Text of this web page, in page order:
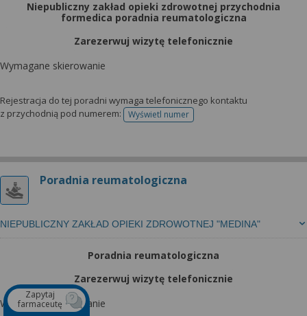
Niepubliczny zakład opieki zdrowotnej przychodnia
formedica poradnia reumatologiczna
Zarezerwuj wizytę telefonicznie
Wymagane skierowanie
Rejestracja do tej poradni wymaga telefonicznego kontaktu
z przychodnią pod numerem:
Wyświetl numertelefonu do rejestracji
Poradnia reumatologiczna
NIEPUBLICZNY ZAKŁAD OPIEKI ZDROWOTNEJ "MEDINA"
Poradnia reumatologiczna
Zarezerwuj wizytę telefonicznie
Wymagane skierowanie
Zapytaj
farmaceutę